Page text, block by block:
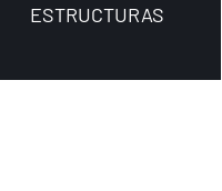
ESTRUCTURAS